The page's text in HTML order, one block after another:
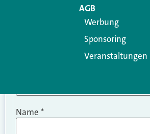
Name *
AGB
Werbung
Sponsoring
Veranstaltungen